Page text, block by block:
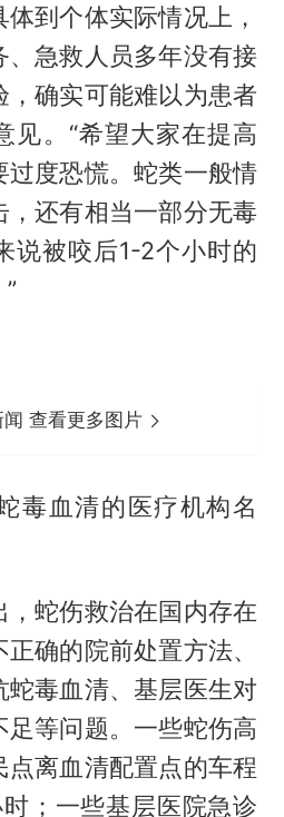
到个体实际情况上，
、急救人员多年没有接
确实可能难以为患者
见。“希望大家在提高
过度恐慌。蛇类一般情
，还有相当一部分无毒
说被咬后1-2个小时的
查看更多图片
毒血清的医疗机构名
蛇伤救治在国内存在
确的院前处置方法、
蛇毒血清、基层医生对
等问题。一些蛇伤高
点离血清配置点的车程
；一些基层医院急诊